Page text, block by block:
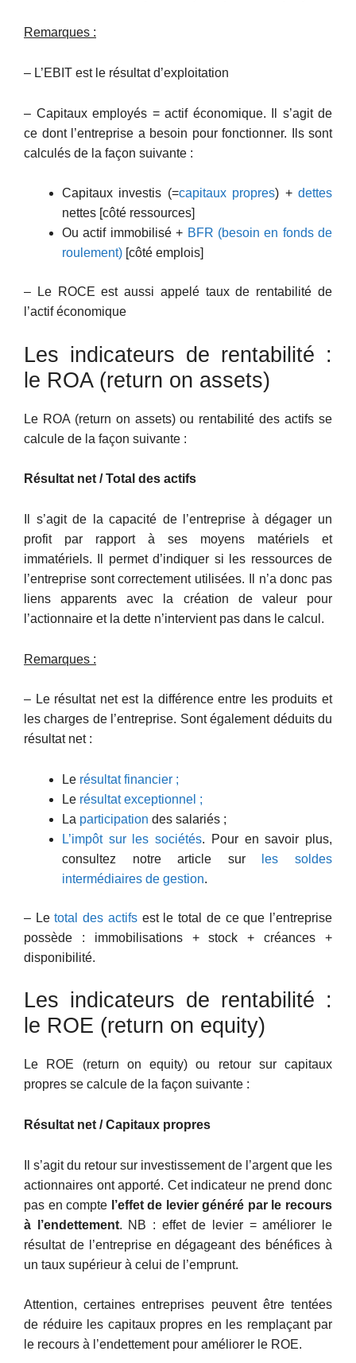
Remarques :
– L’EBIT est le résultat d’exploitation
– Capitaux employés = actif économique. Il s’agit de
ce dont l’entreprise a besoin pour fonctionner. Ils sont
calculés de la façon suivante :
Capitaux investis (=capitaux propres) +dettes
nettes [côté ressources]
Ou actif immobilisé + BFR (besoin en fonds de
roulement) [côté emplois]
– Le ROCE est aussi appelé taux de rentabilité de
l’actif économique
Les indicateurs de rentabilité :
le ROA (return on assets)
Le ROA (return on assets) ou rentabilité des actifs se
calcule de la façon suivante :
Résultat net / Total des actifs
Il s’agit de la capacité de l’entreprise à dégager un
profit par rapport à ses moyens matériels et
immatériels. Il permet d’indiquer si les ressources de
l’entreprise sont correctement utilisées. Il n’a donc pas
liens apparents avec la création de valeur pour
l’actionnaire et la dette n’intervient pas dans le calcul.
Remarques :
– Le résultat net est la différence entre les produits et
les charges de l’entreprise. Sont également déduits du
résultat net :
Le résultat financier ;
Le résultat exceptionnel ;
La participation des salariés ;
L’impôt sur les sociétés. Pour en savoir plus,
consultez notre article sur
les soldes
intermédiaires de gestion.
– Letotal des actifsest le total de ce que l’entreprise
possède : immobilisations + stock + créances +
disponibilité.
Les indicateurs de rentabilité :
le ROE (return on equity)
Le ROE (return on equity) ou retour sur capitaux
propres se calcule de la façon suivante :
Résultat net / Capitaux propres
Il s’agit du retour sur investissement de l’argent que les
actionnaires ont apporté. Cet indicateur ne prend donc
pas en compte l’effet de levier généré par le recours
à l’endettement. NB : effet de levier = améliorer le
résultat de l’entreprise en dégageant des bénéfices à
un taux supérieur à celui de l’emprunt.
Attention, certaines entreprises peuvent être tentées
de réduire les capitaux propres en les remplaçant par
le recours à l’endettement pour améliorer le ROE.